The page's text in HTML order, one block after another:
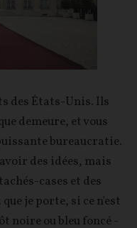
des États-Unis. Ils
demeure, et vous
bureaucratie.
des idées, mais
cases et des
je porte, si ce n'est
noire ou bleu foncé -